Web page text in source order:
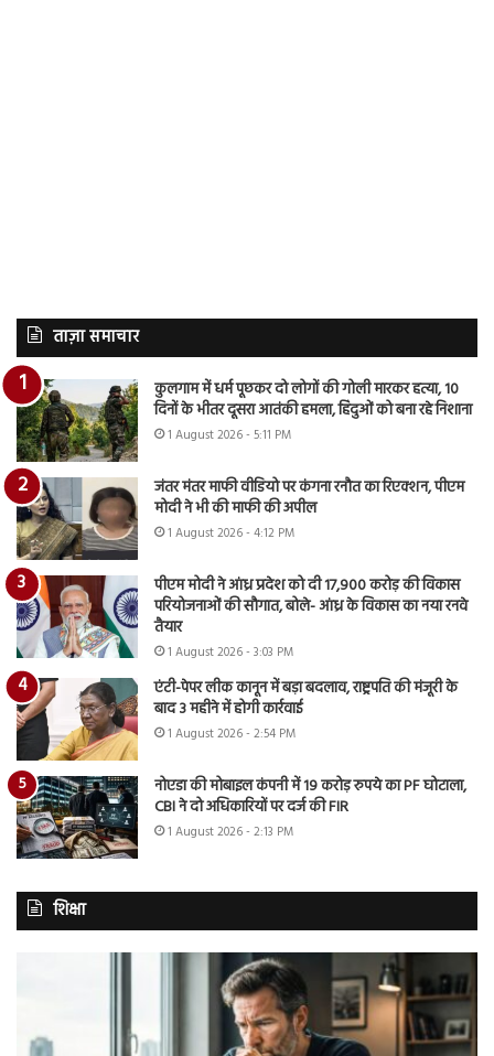
ताज़ा समाचार
कुलगाम में धर्म पूछकर दो लोगों की गोली मारकर हत्या, 10
दिनों के भीतर दूसरा आतंकी हमला, हिंदुओं को बना रहे निशाना
1 August 2026 - 5:11 PM
जंतर मंतर माफी वीडियो पर कंगना रनौत का रिएक्शन, पीएम
मोदी ने भी की माफी की अपील
1 August 2026 - 4:12 PM
पीएम मोदी ने आंध्र प्रदेश को दी 17,900 करोड़ की विकास
परियोजनाओं की सौगात, बोले- आंध्र के विकास का नया रनवे
तैयार
1 August 2026 - 3:03 PM
एंटी-पेपर लीक कानून में बड़ा बदलाव, राष्ट्रपति की मंजूरी के
बाद 3 महीने में होगी कार्रवाई
1 August 2026 - 2:54 PM
नोएडा की मोबाइल कंपनी में 19 करोड़ रुपये का PF घोटाला,
CBI ने दो अधिकारियों पर दर्ज की FIR
1 August 2026 - 2:13 PM
शिक्षा